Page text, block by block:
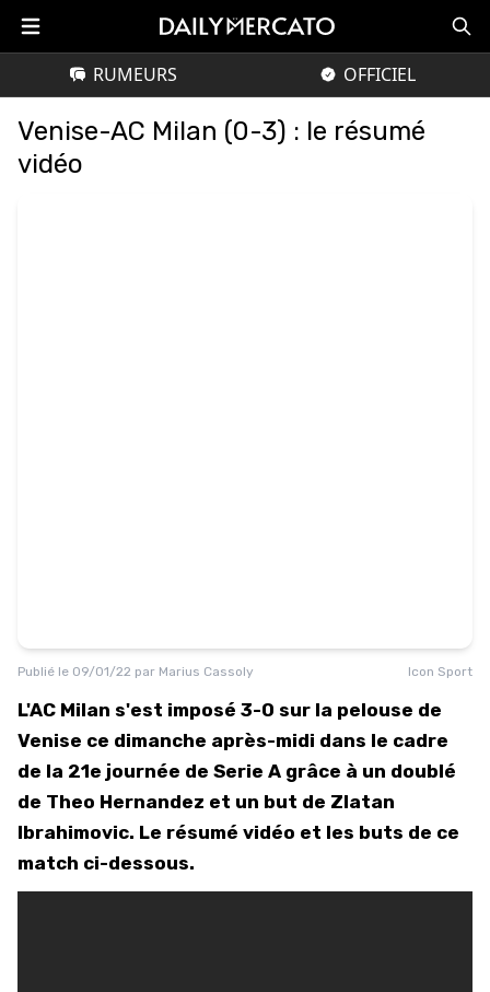
RUMEURS OFFICIEL
Venise-AC Milan (0-3) : le résumé
vidéo
Publié le 09/01/22 par Marius Cassoly Icon Sport
L'AC Milan s'est imposé 3-0 sur la pelouse de
Venise ce dimanche après-midi dans le cadre
de la 21e journée de Serie A grâce à un doublé
de Theo Hernandez et un but de Zlatan
Ibrahimovic. Le résumé vidéo et les buts de ce
match ci-dessous.